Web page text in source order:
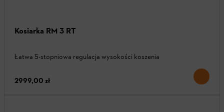
Kosiarka RM 3 RT
Łatwa 5-stopniowa regulacja wysokości koszenia
2999,00 zł